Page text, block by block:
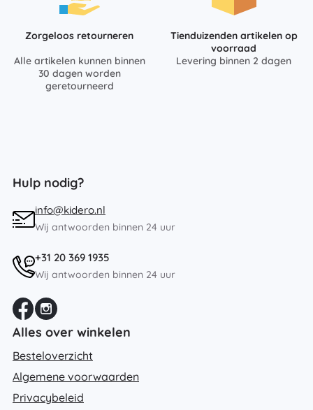
Zorgeloos retourneren
Alle artikelen kunnen binnen
30 dagen worden
geretourneerd
Tienduizenden artikelen op
voorraad
Levering binnen 2 dagen
Hulp nodig?
info@kidero.nl
Wij antwoorden binnen 24 uur
+31 20 369 1935
Wij antwoorden binnen 24 uur
Alles over winkelen
Besteloverzicht
Algemene voorwaarden
Privacybeleid